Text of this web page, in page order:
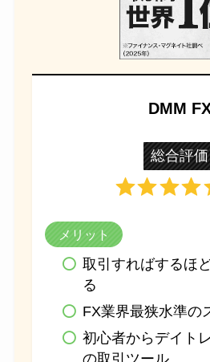
DMM
総合評価
メリット
取引すればするほ
る
FX業界最狭水準の
初心者からデイト